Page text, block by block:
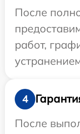
После
работ,
4
После